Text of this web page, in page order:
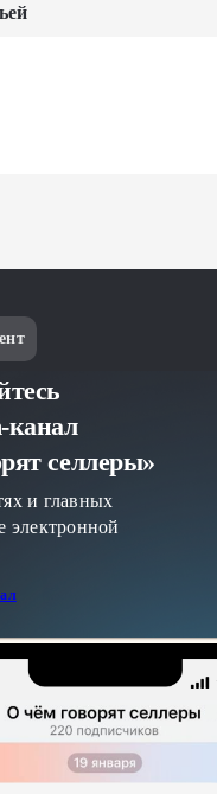
канал
селлеры»
и главных
электронной